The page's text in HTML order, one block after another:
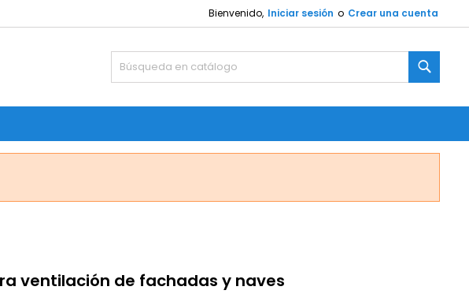
Bienvenido, Iniciar sesión o Crear una cuenta
ventilación de fachadas y naves